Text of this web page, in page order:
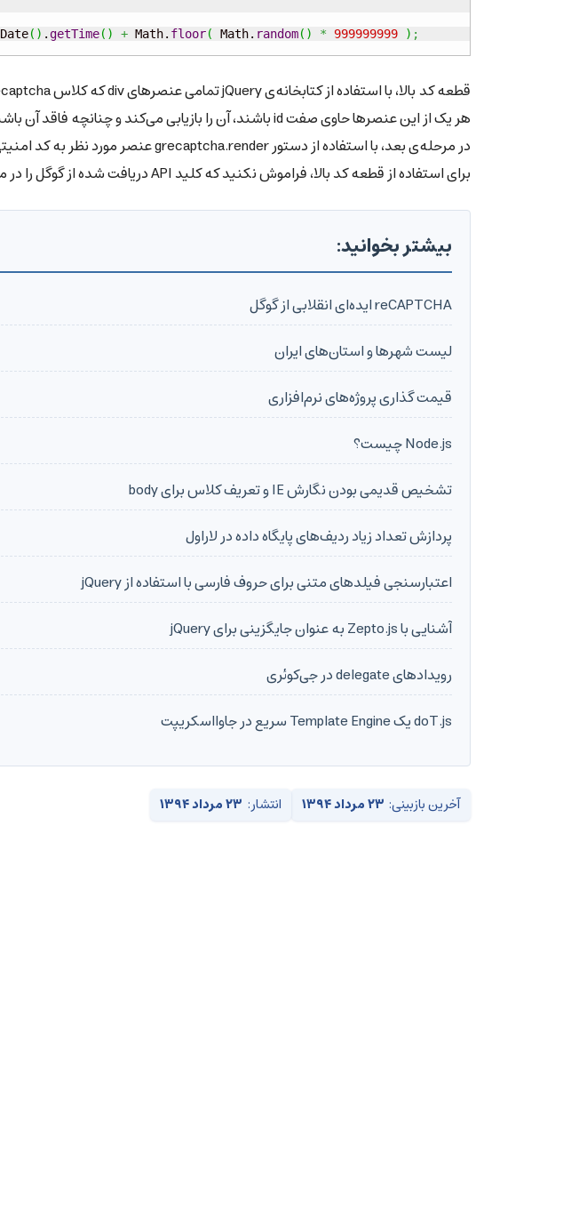
Date( ) .getTime( ) + Math. floor( Math. random( ) * 999999999 ) ;
هر یک از این عنصرها حاوی صفت id باشند، آن را بازیابی می‌کند و چنانچه فاقد آن باشند، یک id تصادفی برای آن مشخص می‌کند.
در مرحله‌ی بعد، با استفاده از دستور grecaptcha.render عنصر مورد نظر به کد امنیتی reCaptcha تبدیل می‌شود.
برای استفاده از قطعه کد بالا، فراموش نکنید که کلید API دریافت شده از گوگل را در محل مورد نظر مقابل دستور render درج کنید.
بیشتر بخوانید:
reCAPTCHA ایده‌ای انقلابی از گوگل
لیست شهرها و استان‌های ایران
قیمت گذاری پروژه‌های نرم‌افزاری
Node.js چیست؟
تشخیص قدیمی بودن نگارش IE و تعریف کلاس برای body
پردازش تعداد زیاد ردیف‌های پایگاه داده در لاراول
اعتبارسنجی فیلدهای متنی برای حروف فارسی با استفاده از jQuery
آشنایی با Zepto.js به عنوان جایگزینی برای jQuery
رویدادهای delegate در جی‌کوئری
doT.js یک Template Engine سریع در جاوااسکریپت
آخرین بازبینی: ۲۳ مرداد ۱۳۹۴ انتشار: ۲۳ مرداد ۱۳۹۴